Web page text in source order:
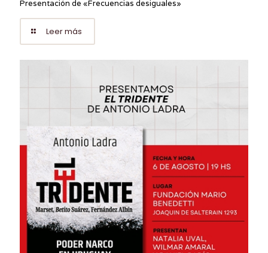
Presentación de «Frecuencias desiguales»
Leer más